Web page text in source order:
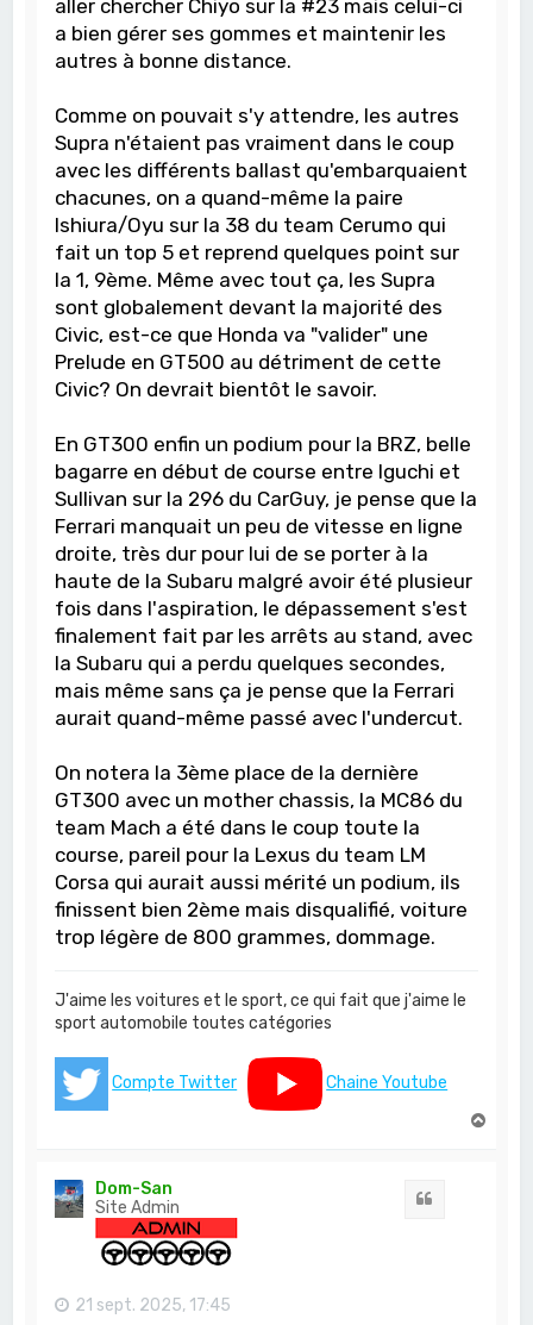
aller chercher Chiyo sur la #23 mais celui-ci
a bien gérer ses gommes et maintenir les
autres à bonne distance.
Comme on pouvait s'y attendre, les autres
Supra n'étaient pas vraiment dans le coup
avec les différents ballast qu'embarquaient
chacunes, on a quand-même la paire
Ishiura/Oyu sur la 38 du team Cerumo qui
fait un top 5 et reprend quelques point sur
la 1, 9ème. Même avec tout ça, les Supra
sont globalement devant la majorité des
Civic, est-ce que Honda va "valider" une
Prelude en GT500 au détriment de cette
Civic? On devrait bientôt le savoir.
En GT300 enfin un podium pour la BRZ, belle
bagarre en début de course entre Iguchi et
Sullivan sur la 296 du CarGuy, je pense que la
Ferrari manquait un peu de vitesse en ligne
droite, très dur pour lui de se porter à la
haute de la Subaru malgré avoir été plusieur
fois dans l'aspiration, le dépassement s'est
finalement fait par les arrêts au stand, avec
la Subaru qui a perdu quelques secondes,
mais même sans ça je pense que la Ferrari
aurait quand-même passé avec l'undercut.
On notera la 3ème place de la dernière
GT300 avec un mother chassis, la MC86 du
team Mach a été dans le coup toute la
course, pareil pour la Lexus du team LM
Corsa qui aurait aussi mérité un podium, ils
finissent bien 2ème mais disqualifié, voiture
trop légère de 800 grammes, dommage.
J'aime les voitures et le sport, ce qui fait que j'aime le
sport automobile toutes catégories
Compte Twitter
Chaine Youtube
Dom-San
Site Admin
21 sept. 2025, 17:45